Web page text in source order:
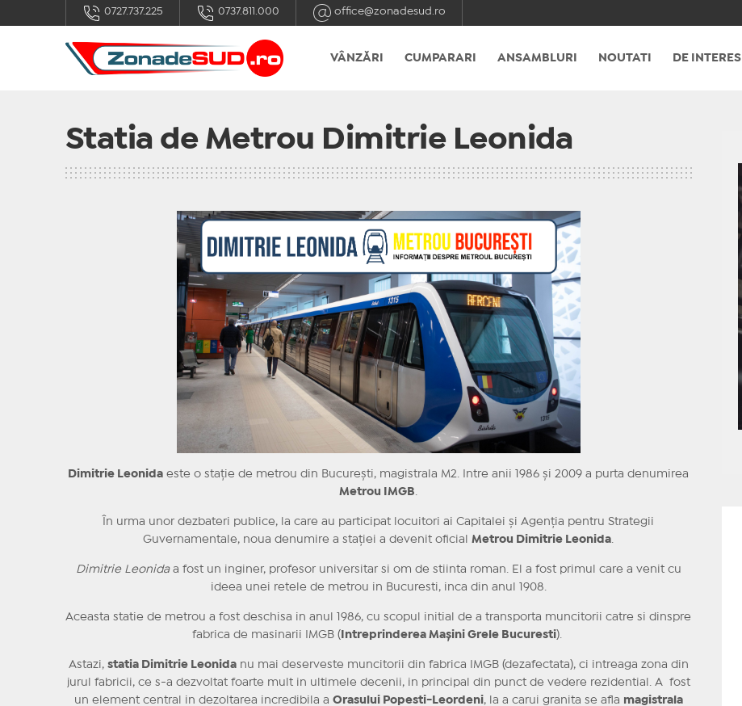
0727.737.225 0737.811.000 office@zonadesud.ro
VÂNZĂRI CUMPARARI ANSAMBLURI NOUTATI DE INTERES
Statia de Metrou Dimitrie Leonida
Dimitrie Leonida este o stație de metrou din București, magistrala M2. Intre anii 1986 și 2009 a purta denumirea
Metrou IMGB
În urma unor dezbateri publice, la care au participat locuitori ai Capitalei și Agenția pentru Strategii
Guvernamentale, noua denumire a stației a devenit oficialMetrou Dimitrie Leonida
Dimitrie Leonidaa fost un inginer, profesor universitar si om de stiinta roman. El a fost primul care a venit cu
ideea unei retele de metrou in Bucuresti, inca din anul 1908.
Aceasta statie de metrou a fost deschisa in anul 1986, cu scopul initial de a transporta muncitorii catre si dinspre
fabrica de masinarii IMGB ( Intreprinderea Mașini Grele Bucuresti).
Astazi, statia Dimitrie Leonidanu mai deserveste muncitorii din fabrica IMGB (dezafectata), ci intreaga zona din
jurul fabricii, ce s-a dezvoltat foarte mult in ultimele decenii, in principal din punct de vedere rezidential. A fost
un element central in dezoltarea incredibila a Orasului Popesti-Leordeni, la a carui granita se afla magistrala